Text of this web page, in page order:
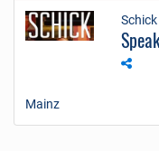
Schick
Mainz